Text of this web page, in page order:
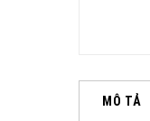
MÔ TẢ